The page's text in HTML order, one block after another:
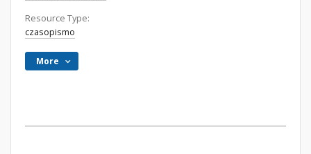
Resource Type:
czasopismo
More